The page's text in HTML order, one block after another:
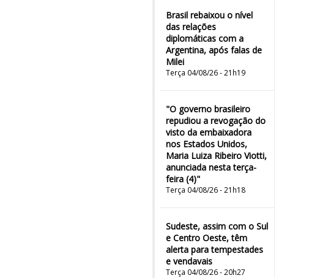
Brasil rebaixou o nível
das relações
diplomáticas com a
Argentina, após falas de
Milei
Terça 04/08/26 - 21h19
"O governo brasileiro
repudiou a revogação do
visto da embaixadora
nos Estados Unidos,
Maria Luiza Ribeiro Viotti,
anunciada nesta terça-
feira (4)"
Terça 04/08/26 - 21h18
Sudeste, assim com o Sul
e Centro Oeste, têm
alerta para tempestades
e vendavais
Terça 04/08/26 - 20h27